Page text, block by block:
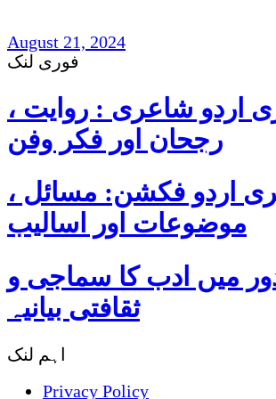
August 21, 2024
فوری لنک
اردو شاعری : روایت ،
رجحان اور فکر وفن
اردو فکشن: مسائل ،
موضوعات اور اسالیب
میں ادب کا سماجی و
ثقافتی بیانیہ
اہم لنک
Privacy Policy